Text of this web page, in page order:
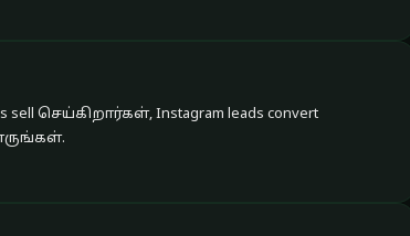
sell செய்கிறார்கள், Instagram leads convert